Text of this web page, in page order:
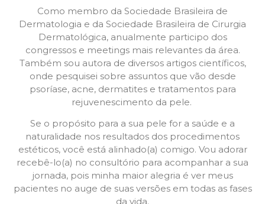
Como membro da Sociedade Brasileira de
Dermatologia e da Sociedade Brasileira de Cirurgia
Dermatológica, anualmente participo dos
congressos e meetings mais relevantes da área.
Também sou autora de diversos artigos científicos,
onde pesquisei sobre assuntos que vão desde
psoríase, acne, dermatites e tratamentos para
rejuvenescimento da pele.
Se o propósito para a sua pele for a saúde e a
naturalidade nos resultados dos procedimentos
estéticos, você está alinhado(a) comigo. Vou adorar
recebê-lo(a) no consultório para acompanhar a sua
jornada, pois minha maior alegria é ver meus
pacientes no auge de suas versões em todas as fases
da vida.